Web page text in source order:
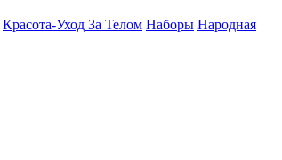
Красота-Уход За Телом Наборы Народная